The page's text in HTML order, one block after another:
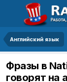
Английский язык
Фразы в
говорят на